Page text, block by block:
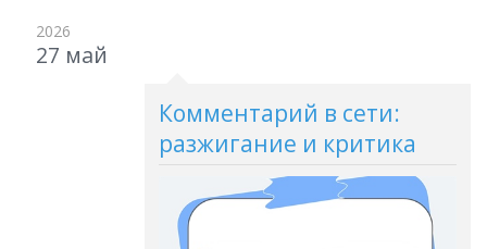
2026
27 май
Комментарий в сети:
разжигание и критика